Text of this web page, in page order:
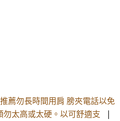
薦勿長時間用肩 膀夾電話以免
太高或太硬。以可舒適支 |